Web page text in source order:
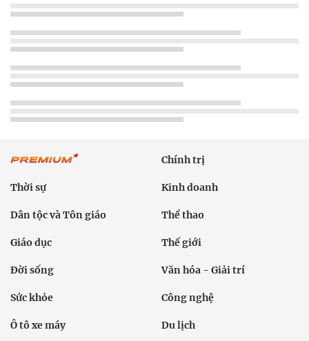
Chính trị
Thời sự Kinh doanh
Dân tộc và Tôn giáo Thể thao
Giáo dục Thế giới
Đời sống Văn hóa - Giải trí
Sức khỏe Công nghệ
Ô tô xe máy Du lịch